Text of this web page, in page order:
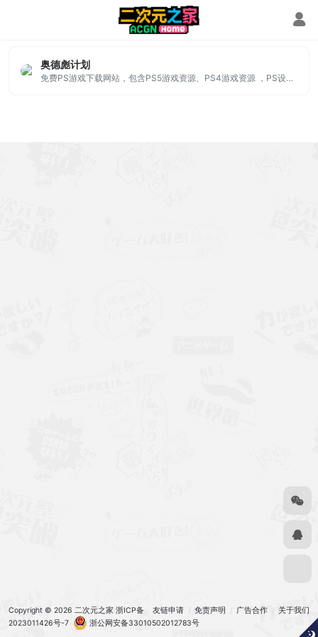
奥德彪计划
免费PS游戏下载网站，包含PS5游戏资源、PS4游戏资源 ，PS设备升级解锁、PC游戏修改器、FC经典汉化等等，免注册直接下载。
友链申请 免责声明 广告合作 关于我们
Copyright © 2026 二次元之家 浙ICP备
2023011426号-7
浙公网安备33010502012783号